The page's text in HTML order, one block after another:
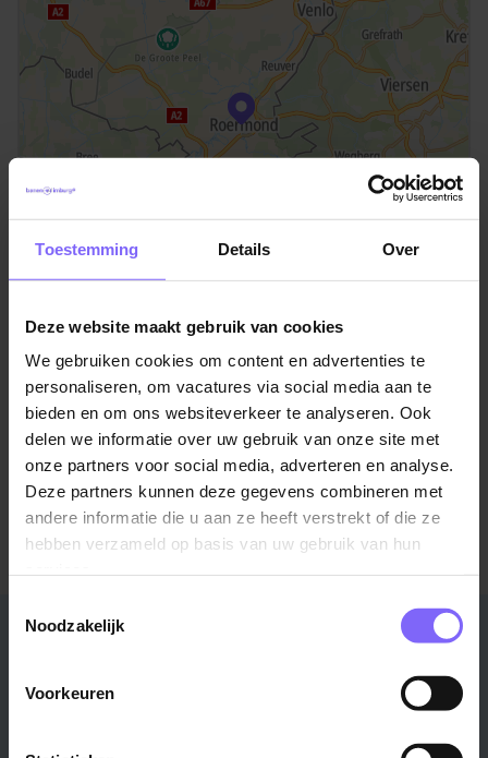
Toestemming Details Over
Deze website maakt gebruik van cookies
We gebruiken cookies om content en advertenties te
personaliseren, om vacatures via social media aan te
bieden en om ons websiteverkeer te analyseren. Ook
delen we informatie over uw gebruik van onze site met
onze partners voor social media, adverteren en analyse.
Deze partners kunnen deze gegevens combineren met
andere informatie die u aan ze heeft verstrekt of die ze
hebben verzameld op basis van uw gebruik van hun
Noodzakelijk
Voorkeuren
Locatie Roermond
Postbus 2108
Meer informatie over Cox & Co?
Bezoek de website
Stad